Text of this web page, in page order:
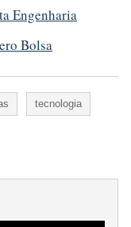
Engenharia
Bolsa
tecnologia